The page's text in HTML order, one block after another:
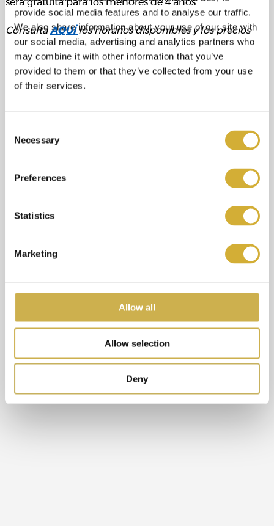
provide social media features and to analyse our traffic.
We also share information about your use of our site with
our social media, advertising and analytics partners who
may combine it with other information that you’ve
provided to them or that they’ve collected from your use
of their services.
Selection
Necessary
Preferences
Statistics
Marketing
Allow all
Allow selection
Deny
será gratuita para los menores de 4 años.
ConsultaAQUÍ los horarios disponibles y los precios